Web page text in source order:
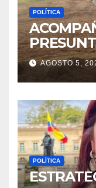
POLÍTICA
AGOSTO 5,
POLÍTICA